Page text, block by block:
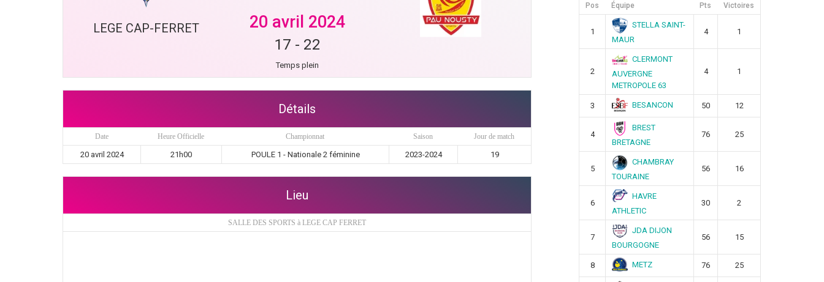
LEGE CAP-FERRET 20 avril 2024
17 - 22
Temps plein
Détails
Date Heure Officielle Championnat Saison Jour de match
20 avril 2024 21h00 POULE 1 - Nationale 2 féminine 2023-2024 19
Lieu
SALLE DES SPORTS à LEGE CAP FERRET
Pos Équipe Pts Victoires
1
STELLA SAINT-
MAUR
4 1
2
CLERMONT
AUVERGNE
METROPOLE 63
4 1
3 BESANCON 50 12
4
BREST
BRETAGNE
76 25
5
CHAMBRAY
TOURAINE
56 16
6
HAVRE
ATHLETIC
30 2
7
JDA DIJON
BOURGOGNE
56 15
8 METZ 76 25